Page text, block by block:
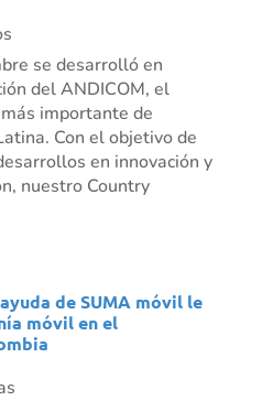
se desarrolló en
del ANDICOM, el
importante de
Con el objetivo de
en innovación y
nuestro Country
de SUMA móvil le
móvil en el